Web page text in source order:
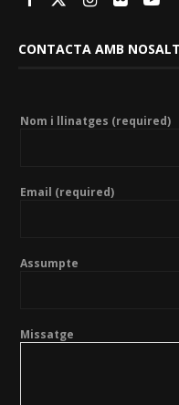
CONTACTA AMB
Nom i llinatges (required)
Email (required)
Assumpte
Missatge